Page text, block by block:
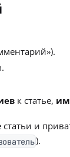
к статье,
и
).